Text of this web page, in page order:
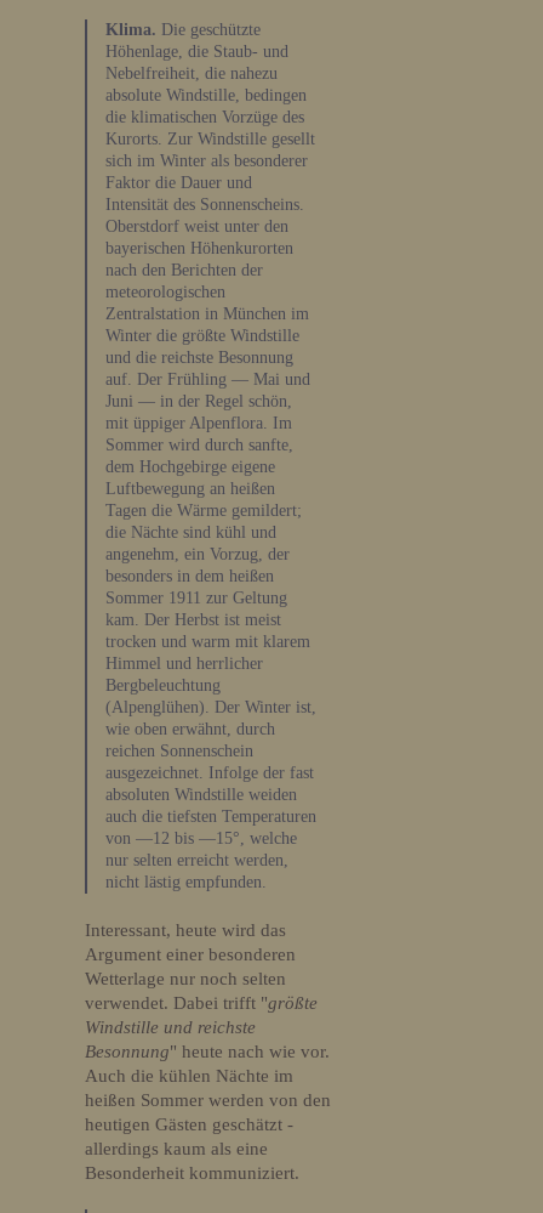
Klima. Die geschützte
Höhenlage, die Staub- und
Nebelfreiheit, die nahezu
absolute Windstille, bedingen
die klimatischen Vorzüge des
Kurorts. Zur Windstille gesellt
sich im Winter als besonderer
Faktor die Dauer und
Intensität des Sonnenscheins.
Oberstdorf weist unter den
bayerischen Höhenkurorten
nach den Berichten der
meteorologischen
Zentralstation in München im
Winter die größte Windstille
und die reichste Besonnung
auf. Der Frühling — Mai und
Juni — in der Regel schön,
mit üppiger Alpenflora. Im
Sommer wird durch sanfte,
dem Hochgebirge eigene
Luftbewegung an heißen
Tagen die Wärme gemildert;
die Nächte sind kühl und
angenehm, ein Vorzug, der
besonders in dem heißen
Sommer 1911 zur Geltung
kam. Der Herbst ist meist
trocken und warm mit klarem
Himmel und herrlicher
Bergbeleuchtung
(Alpenglühen). Der Winter ist,
wie oben erwähnt, durch
reichen Sonnenschein
ausgezeichnet. Infolge der fast
absoluten Windstille weiden
auch die tiefsten Temperaturen
von —12 bis —15°, welche
nur selten erreicht werden,
nicht lästig empfunden.
Interessant, heute wird das
Argument einer besonderen
Wetterlage nur noch selten
verwendet. Dabei trifft "größte
Windstille und reichste
Besonnung" heute nach wie vor.
Auch die kühlen Nächte im
heißen Sommer werden von den
heutigen Gästen geschätzt -
allerdings kaum als eine
Besonderheit kommuniziert.